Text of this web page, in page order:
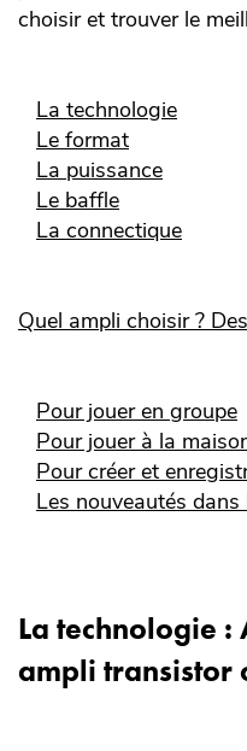
choisir et trouver le
La technologie
Le format
La puissance
Le baffle
La connectique
Quel ampli choisir ?
Pour jouer en groupe
Pour jouer à la
Pour créer et
Les nouveautés
La technologie
ampli transistor